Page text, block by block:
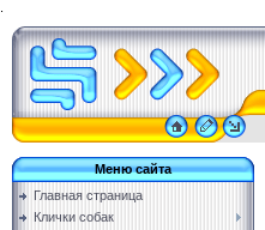
Меню сайта
Главная страница
Клички собак